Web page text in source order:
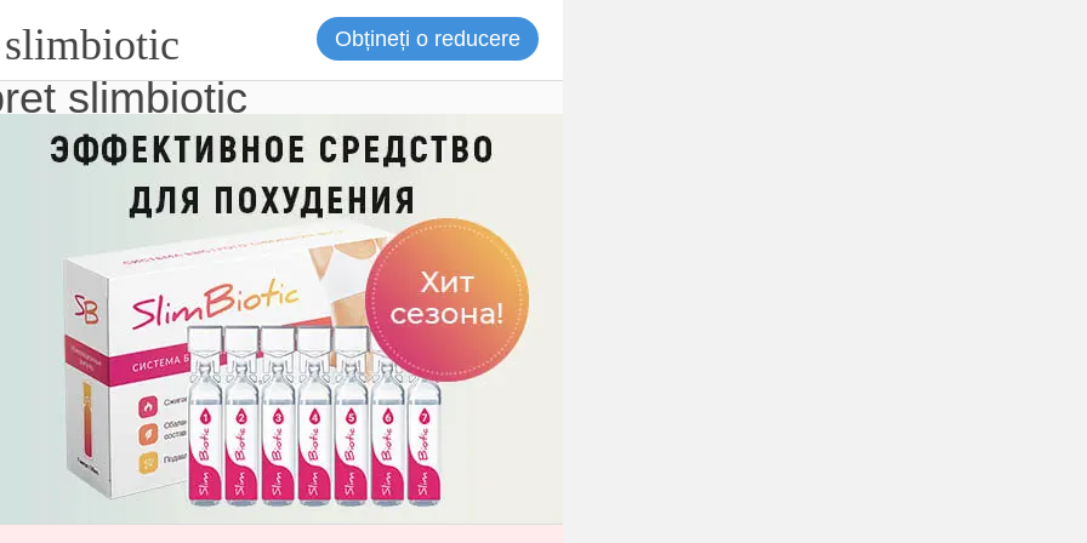
slimbiotic Obțineți o reducere
slimbiotic